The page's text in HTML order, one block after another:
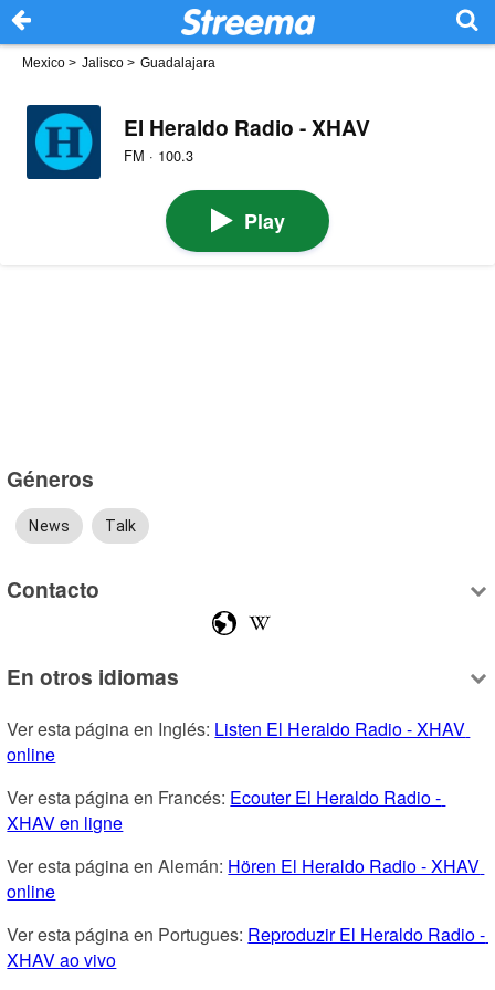
Mexico > Jalisco > Guadalajara
El Heraldo Radio - XHAV
FM · 100.3
Play
Géneros
News Talk
Contacto
En otros idiomas
Ver esta página en Inglés: Listen El Heraldo Radio - XHAV
online
Ver esta página en Francés: Ecouter El Heraldo Radio -
XHAV en ligne
Ver esta página en Alemán: Hören El Heraldo Radio - XHAV
online
Ver esta página en Portugues: Reproduzir El Heraldo Radio -
XHAV ao vivo